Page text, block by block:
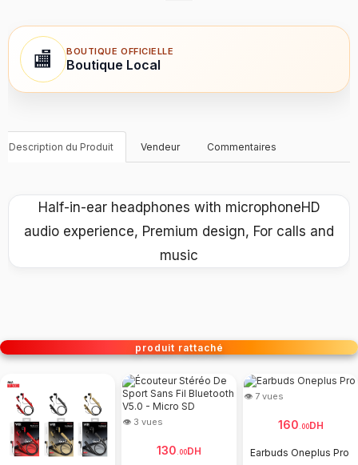
🏬 BOUTIQUE OFFICIELLE
Boutique Local
Description du Produit Vendeur Commentaires
Half-in-ear headphones with microphoneHD
audio experience, Premium design, For calls and
music
produit rattaché
👁 3 vues
130 00DH
👁 7 vues
160 00DH
Earbuds Oneplus Pro